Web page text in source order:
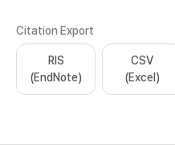
Citation Export
RIS
(EndNote)
CSV
(Excel)